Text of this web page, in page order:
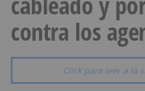
contra los
Click para leer a la